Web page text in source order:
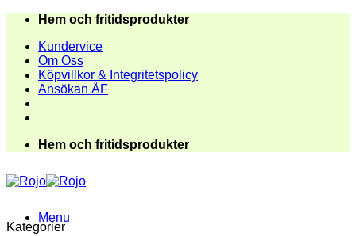
Skip
content
Hem och fritidsprodukter
Kundervice
Om Oss
Köpvillkor & Integritetspolicy
Ansökan ÅF
Hem och fritidsprodukter
Menu
Kategorier